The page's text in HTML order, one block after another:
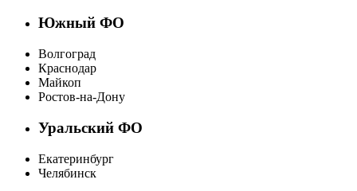
Южный ФО
Волгоград
Краснодар
Майкоп
Ростов-на-Дону
Уральский ФО
Екатеринбург
Челябинск